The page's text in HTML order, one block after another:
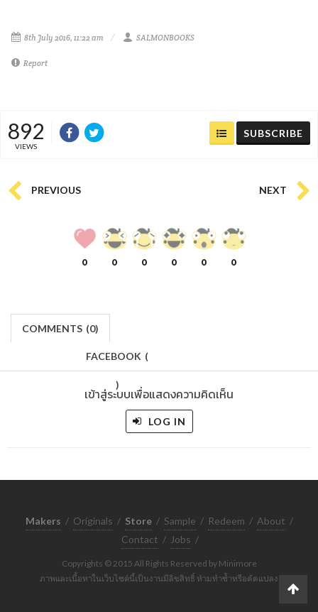
8th July 2016, 11:22 am SALMONBOOKS
Report
892
VIEWS
SUBSCRIBE
PREVIOUS NEXT
0 0 0 0 0 0
COMMENTS (0)
FACEBOOK (
)
เข้าสู่ระบบเพื่อแสดงความคิดเห็น
LOG IN
Makers / Originals / Store / Sample / Redeem / About /
Contact / Jobs /
Copyrights © 2015 All Rights Reserved by Minimore
ภาพและเนื้อหาในเว็บไซต์นี้เป็นงานมีลิขสิทธิ์ ห้ามทำซ้ำหรือดัดแปลง